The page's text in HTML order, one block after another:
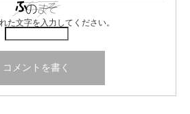
た文字を入力してください。